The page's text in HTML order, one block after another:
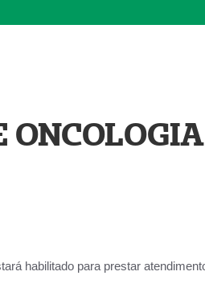
ONCOLOGIA
habilitado para prestar